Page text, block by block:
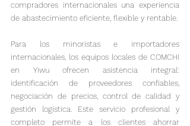
compradores internacionales una experiencia
de abastecimiento eficiente, flexible y rentable.
Para los minoristas e importadores
internacionales, los equipos locales de COMCHI
en Yiwu ofrecen asistencia integral:
identificación de proveedores confiables,
negociación de precios, control de calidad y
gestión logística. Este servicio profesional y
completo permite a los clientes ahorrar